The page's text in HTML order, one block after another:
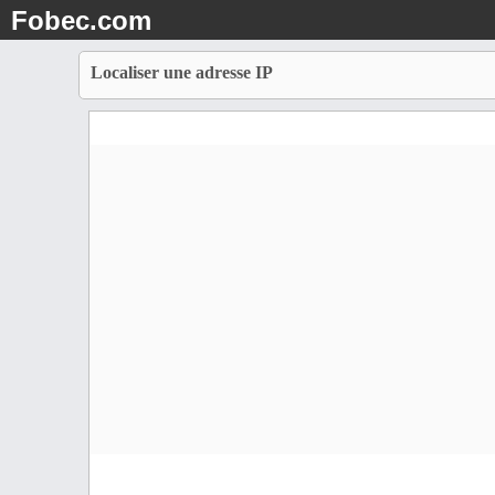
Fobec.com
Localiser une adresse IP